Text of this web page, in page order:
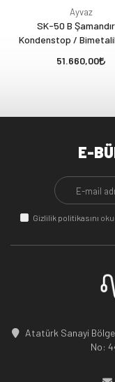
Ayvaz
SK-50 B
Kondenstop /
51.660,00
E-
Gizlilik politikasını
Atatürk Sanayi
No: